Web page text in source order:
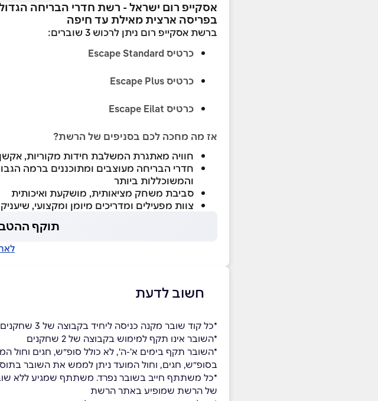
בפריסה ארצית מאילת עד חיפה
ברשת אסקייפ רום ניתן לרכוש 3 שוברים:
כרטיס Escape Standard
כרטיס Escape Plus
כרטיס Escape Eilat
אז מה מחכה לכם בסניפים של הרשת?
חוויה מאתגרת המשלבת חידות מקוריות,
חדרי הבריחה מעוצבים ומתוכננים ברמה
והמשוכללות ביותר
סביבת משחק מציאותית, מושקעת ואיכותית
צוות מפעילים ומדריכים מיומן ומקצועי,
תוקף ההטבה עד -
חשוב לדעת
*כל קוד שובר מקנה כניסה ליחיד בקבוצה של 3 שחקנים ומעלה
*השובר אינו תקף למימוש בקבוצה של 2 שחקנים
*השובר תקף בימים א'-ה', לא כולל סופ״ש, חגים וחול
בסופ״ש, חגים, וחול המועד ניתן לממש את השובר בתוספת 10 ש"ח לאדם ישירות
*כל משתתף חייב בשובר נפרד. משתתף שמגיע ללא
של הרשת שמופיע באתר הרשת